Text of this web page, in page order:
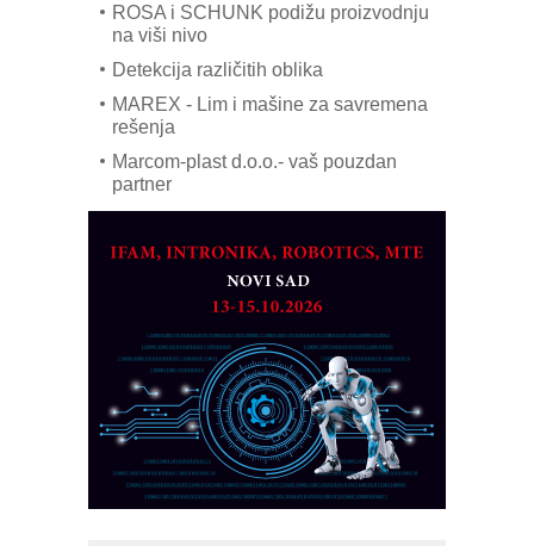
ROSA i SCHUNK podižu proizvodnju
na viši nivo
Detekcija različitih oblika
MAREX - Lim i mašine za savremena
rešenja
Marcom-plast d.o.o.- vaš pouzdan
partner
obradu!
Razvoj asortimanskog pravca MINI-
PLC AKYTEC
AUKOM: Svetski standard metrologije
dostupan u Srbiji
MOTOMAN – NEXT-Robotika vođena
veštačkom inteligencijom
I.SAFE MOBILE revolucioniše
industrijsku automatizaciju
pionirskimmobile operator PANEL-OM